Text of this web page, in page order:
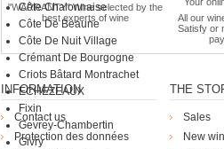
Côte Chalonnaise
Côte De Beaune
Côte De Nuit Village
Crémant De Bourgogne
Criots Bâtard Montrachet
ECHEZEAUX
Fixin
Gevrey-Chambertin
Givry
"WARRANTY" Wine selected by the
best experts of wine
All our
Satisfy or
INFORMATION
Contact us
Protection des données
THE
Sales
New